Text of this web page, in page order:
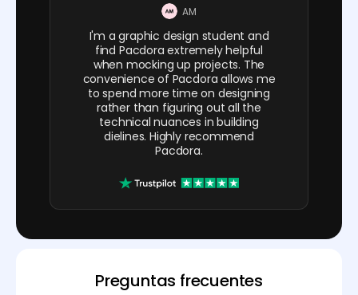
AM
I'm a graphic design student and
find Pacdora extremely helpful
when mocking up projects. The
convenience of Pacdora allows me
to spend more time on designing
rather than figuring out all the
technical nuances in building
dielines. Highly recommend
Pacdora.
Preguntas frecuentes